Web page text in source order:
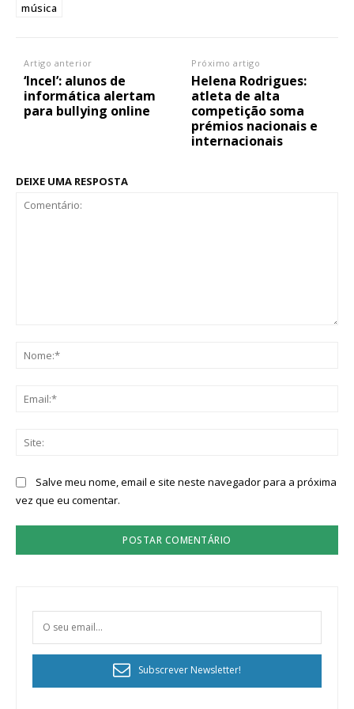
música
Artigo anterior
‘Incel’: alunos de
informática alertam
para bullying online
Próximo artigo
Helena Rodrigues:
atleta de alta
competição soma
prémios nacionais e
internacionais
DEIXE UMA RESPOSTA
Salve meu nome, email e site neste navegador para a próxima
vez que eu comentar.
Subscrever Newsletter!